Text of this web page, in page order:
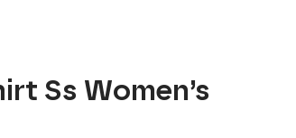
Ss Women’s